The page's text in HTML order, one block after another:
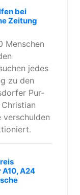
bei
Zeitung
Menschen
jedes
zu den
Pur-
verschulden
A24